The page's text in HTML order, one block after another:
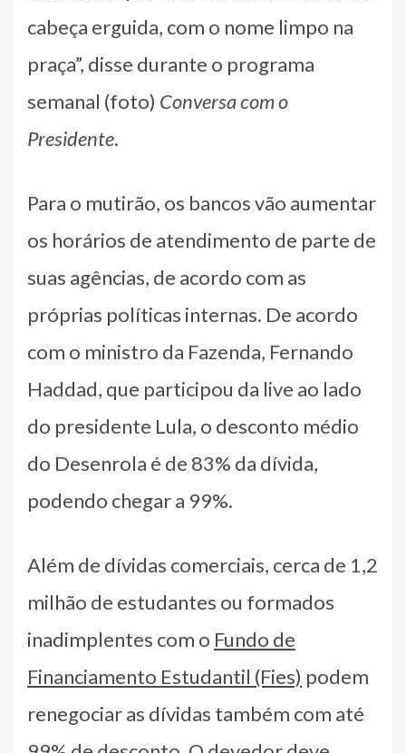
cabeça erguida, com o nome limpo na
praça”, disse durante o programa
semanal (foto) Conversa com o
Presidente.
Para o mutirão, os bancos vão aumentar
os horários de atendimento de parte de
suas agências, de acordo com as
próprias políticas internas. De acordo
com o ministro da Fazenda, Fernando
Haddad, que participou da live ao lado
do presidente Lula, o desconto médio
do Desenrola é de 83% da dívida,
podendo chegar a 99%.
Além de dívidas comerciais, cerca de 1,2
milhão de estudantes ou formados
inadimplentes com o Fundo de
Financiamento Estudantil (Fies) podem
renegociar as dívidas também com até